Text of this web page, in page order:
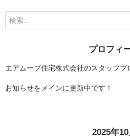
屋
プロフィ
エアムーブ住宅株式会社のスタッフブ
お知らせをメインに更新中です！
2025年10